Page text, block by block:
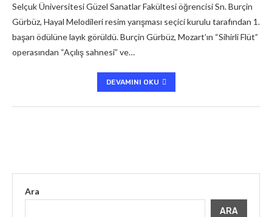
Selçuk Üniversitesi Güzel Sanatlar Fakültesi öğrencisi Sn. Burçin
Gürbüz, Hayal Melodileri resim yarışması seçici kurulu tarafından 1.
başarı ödülüne layık görüldü. Burçin Gürbüz, Mozart’ın “Sihirli Flüt”
operasından “Açılış sahnesi” ve…
DEVAMINI OKU
Ara
ARA